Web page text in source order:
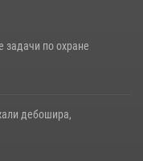
по охране
дебошира,